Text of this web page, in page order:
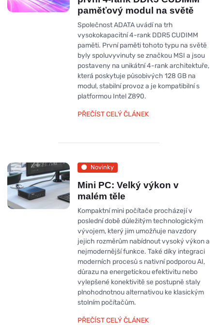
paměťový modul na světě
Společnost ADATA uvádí na trh
vysokokapacitní 4-rank DDR5 CUDIMM
paměti. První paměti tohoto typu na světě
byly spoluvyvinuty se značkou MSI a jsou
postaveny na unikátní 4-rank architektuře,
která poskytuje působivých 128 GB na
modul, stabilní provoz a je kompatibilní s
platformou Intel Z890.
PŘEČÍST CELÝ ČLÁNEK
Novinky
Mini PC: Velký výkon v
malém těle
Kompaktní mini počítače procházejí v
poslední době důležitým technologickým
vývojem, který jim umožňuje navzdory
jejich rozměrům nabídnout vysoký výkon a
nejmodernější funkce. Také díky integraci
moderních procesů s nativní podporou AI,
důrazu na energetickou efektivitu nebo
vylepšené konektivitě se postupně staly
plnohodnotnou alternativou ke klasickým
stolním počítačům.
PŘEČÍST CELÝ ČLÁNEK